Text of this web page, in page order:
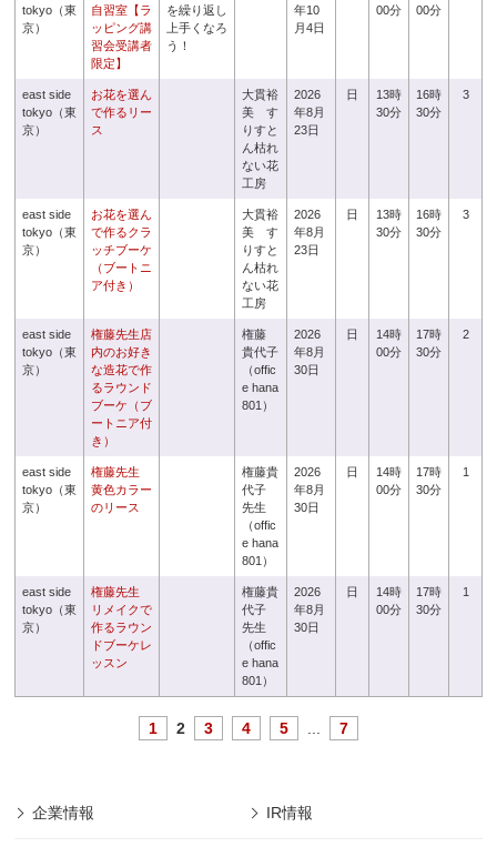
tokyo（東
京）
自習室【ラ
ッピング講
習会受講者
限定】
を繰り返し
上手くなろ
う！
年10
月4日
00分
00分
east side
tokyo（東
京）
お花を選ん
で作るリー
ス
大貫裕
美 す
りすと
ん枯れ
ない花
工房
2026
年8月
23日
日
13時
30分
16時
30分
3
east side
tokyo（東
京）
お花を選ん
で作るクラ
ッチブーケ
（ブートニ
ア付き）
大貫裕
美 す
りすと
ん枯れ
ない花
工房
2026
年8月
23日
日
13時
30分
16時
30分
3
east side
tokyo（東
京）
権藤先生店
内のお好き
な造花で作
るラウンド
ブーケ（ブ
ートニア付
き）
権藤
貴代子
（offic
e hana
801）
2026
年8月
30日
日
14時
00分
17時
30分
2
east side
tokyo（東
京）
権藤先生
黄色カラー
のリース
権藤貴
代子
先生
（offic
e hana
801）
2026
年8月
30日
日
14時
00分
17時
30分
1
east side
tokyo（東
京）
権藤先生
リメイクで
作るラウン
ドブーケレ
ッスン
権藤貴
代子
先生
（offic
e hana
801）
2026
年8月
30日
日
14時
00分
17時
30分
1
1 2 3 4 5 7
企業情報 IR情報